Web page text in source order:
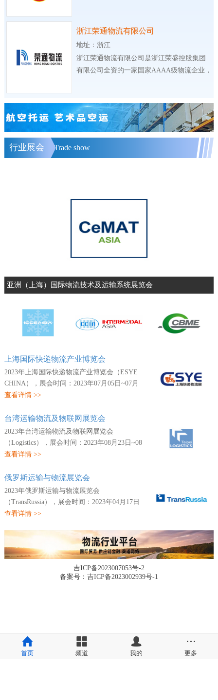
浙江荣通物流有限公司
地址：浙江
浙江荣通物流有限公司是浙江荣盛控股集团
有限公司全资的一家国家AAAA级物流企业，
行业展会 Trade show
中国（深圳）国际物流与供应链博览会
中国（广州）国际包装工业展览会
亚洲（上海）国际物流技术及运输系统展览会
上海国际快递物流产业博览会
2023年上海国际快递物流产业博览会（ESYE
CHINA），展会时间：2023年07月05日~07月
07日，展会地点：中国-上海-浦东新区龙阳路
市快递行业协会...
查看详情 >>
台湾运输物流及物联网展览会
2023年台湾运输物流及物联网展览会
（Logistics），展会时间：2023年08月23日~08
月26日，展会地点：中国港台-台湾-南港区经
方：展昭国际企业股...
查看详情 >>
俄罗斯运输与物流展览会
2023年俄罗斯运输与物流展览会
（TransRussia），展会时间：2023年04月17日
~04月19日，展会地点：俄罗斯-莫斯科-
Moscow Ring Road ,Russia-莫斯科克洛库斯国
际会展...
查看详情 >>
吉ICP备2023007053号-2
备案号： 吉ICP备2023002939号-1
首页 频道 我的 更多